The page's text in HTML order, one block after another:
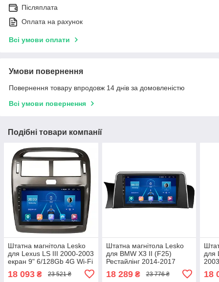
Післяплата
Оплата на рахунок
Всі умови оплати
Умови повернення
Повернення товару впродовж 14 днів за домовленістю
Всі умови повернення
Подібні товари компанії
Штатна магнітола Lesko
для Lexus LS III 2000-2003
екран 9" 6/128Gb 4G Wi-Fi
18 093 ₴ 23 521 ₴
Штатна магнітола Lesko
для BMW X3 II (F25)
Рестайлінг 2014-2017
екран 9" 6/128Gb 4G Wi-Fi
GPS Top 6шт
18 289₴ 23 776 ₴
для
4 шт.
18